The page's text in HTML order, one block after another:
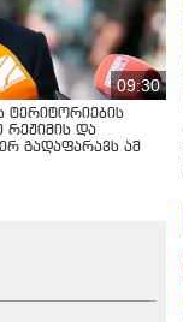
09:30
ტერიტორიების
რეჟიმის და
გადაფარავს ამ